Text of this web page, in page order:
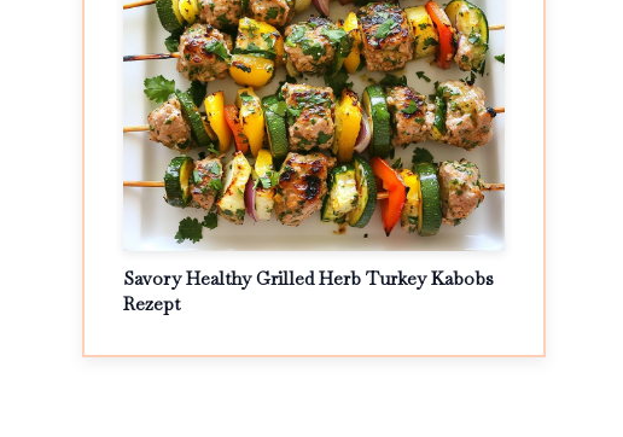
Savory Healthy Grilled Herb Turkey Kabobs
Rezept